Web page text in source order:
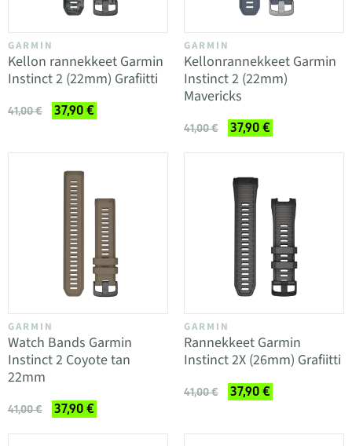
GARMIN
Kellon rannekkeet Garmin
Instinct 2 (22mm) Grafiitti
41,00 € 37,90 €
GARMIN
Kellonrannekkeet Garmin
Instinct 2 (22mm)
Mavericks
41,00 € 37,90 €
GARMIN
Watch Bands Garmin
Instinct 2 Coyote tan
22mm
41,00 € 37,90 €
GARMIN
Rannekkeet Garmin
Instinct 2X (26mm) Grafiitti
41,00 € 37,90 €